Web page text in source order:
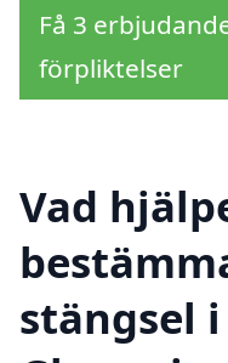
Få 3
förpliktelser
Vad
stängsel i